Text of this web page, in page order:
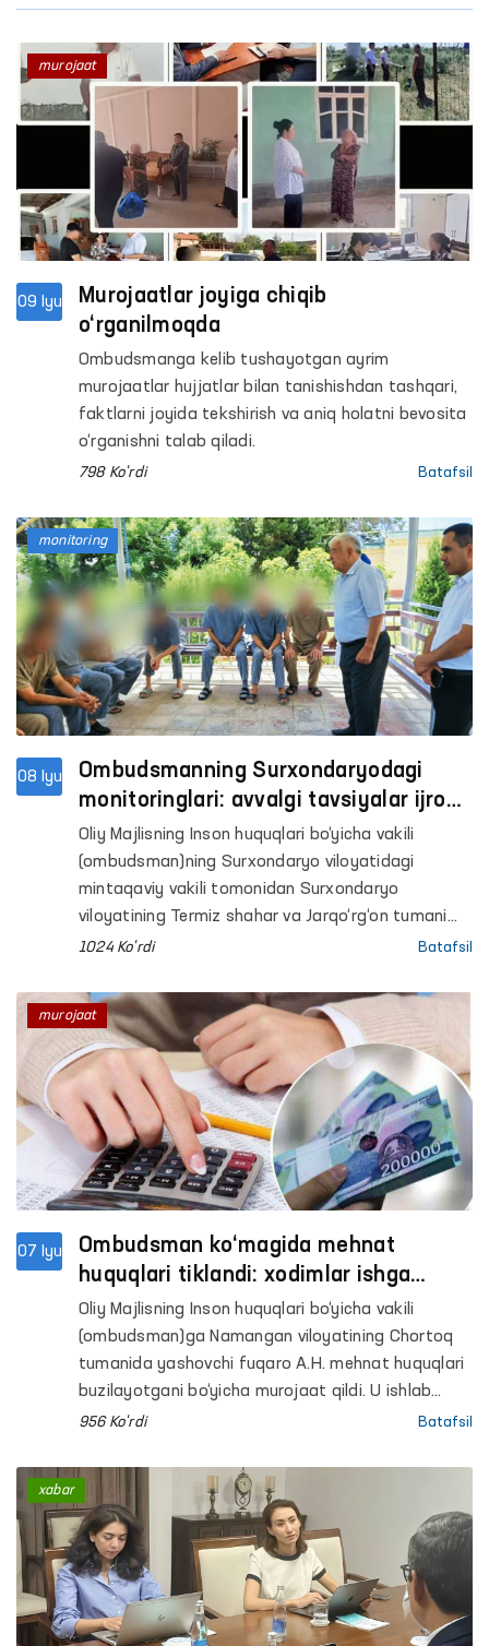
09 Iyu
Murojaatlar joyiga chiqib
o‘rganilmoqda
Ombudsmanga kelib tushayotgan ayrim
murojaatlar hujjatlar bilan tanishishdan tashqari,
faktlarni joyida tekshirish va aniq holatni bevosita
o‘rganishni talab qiladi.
798 Ko'rdi Batafsil
murojaat
08 Iyu
Ombudsmanning Surxondaryodagi
monitoringlari: avvalgi tavsiyalar ijrosi
o‘rganildi
Oliy Majlisning Inson huquqlari bo‘yicha vakili
(ombudsman)ning Surxondaryo viloyatidagi
mintaqaviy vakili tomonidan Surxondaryo
viloyatining Termiz shahar va Jarqo‘rg‘on tumani
IIBlari vaqtincha saqlash hibsxonalari (VSH),
olingan shaxslarni qabul qilish va saqlash uchun
mo‘ljallangan maxsus qabulxonasi (Maxsus
qabulxona) va Muayyan yashash joyiga ega
bo‘lmagan shaxslarni reabilitatsiya qilish markazi
(REM), Respublika ixtisoslashtirilgan narkologiya
ilmiy-amaliy tibbiyot markazining Surxondaryo
filiali hamda Termiz shahri va Jarqo‘rg‘on
tumanidagi mastlik holatida bo‘lgan shaxslarga
(hushyorxona) monitoring tashriflari amalga
oshirildi.
1024 Ko'rdi Batafsil
monitoring
07 Iyu
Ombudsman ko‘magida mehnat
huquqlari tiklandi: xodimlar ishga
tiklandi, ish haqlari undirildi
Oliy Majlisning Inson huquqlari bo‘yicha vakili
(ombudsman)ga Namangan viloyatining Chortoq
tumanida yashovchi fuqaro A.H. mehnat huquqlari
buzilayotgani bo‘yicha murojaat qildi. U ishlab
kelgan korxona tomonidan 30 mln so‘mdan ortiq 1
bo‘lib, ushbu masalada amaliy yordam so‘ragan.
Mazkur murojaat Ombudsmanning Namangan
viloyatidagi mintaqaviy vakili tomonidan o‘rganildi.
956 Ko'rdi Batafsil
murojaat
xabar